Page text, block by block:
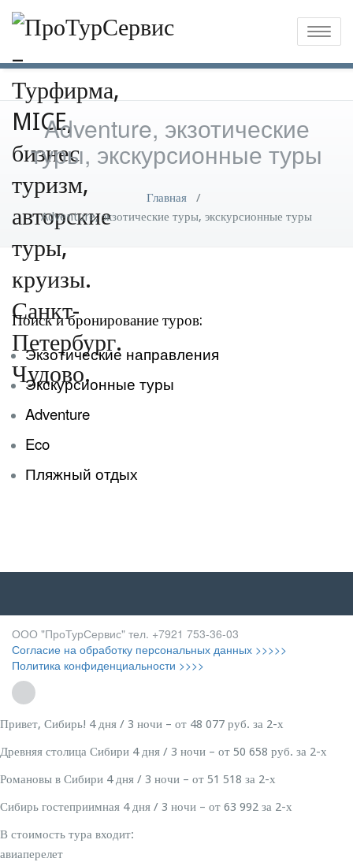
Toggle
Adventure, экзотические
туры, экскурсионные туры
Главная/
Adventure, экзотические туры, экскурсионные туры
Поиск и бронирование туров:
Экзотические направления
Экскурсионные туры
Adventure
Eco
Пляжный отдых
ООО "ПроТурСервис" тел. +7921 753-36-03
Согласие на обработку персональных данных >>>>>
Политика конфиденциальности >>>>
Привет, Сибирь! 4 дня / 3 ночи – от 48 077 руб. за 2-х
Древняя столица Сибири 4 дня / 3 ночи – от 50 658 руб. за 2-х
Романовы в Сибири 4 дня / 3 ночи – от 51 518 за 2-х
Сибирь гостеприимная 4 дня / 3 ночи – от 63 992 за 2-х
В стоимость тура входит:
авиаперелет